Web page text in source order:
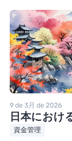
9 de 3月 de 2026
日本におけ
資金管理